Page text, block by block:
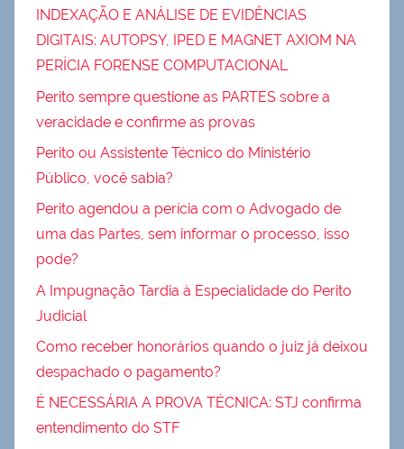
INDEXAÇÃO E ANÁLISE DE EVIDÊNCIAS
DIGITAIS: AUTOPSY, IPED E MAGNET AXIOM NA
PERÍCIA FORENSE COMPUTACIONAL
Perito sempre questione as PARTES sobre a
veracidade e confirme as provas
Perito ou Assistente Técnico do Ministério
Público, você sabia?
Perito agendou a perícia com o Advogado de
uma das Partes, sem informar o processo, isso
pode?
A Impugnação Tardia à Especialidade do Perito
Judicial
Como receber honorários quando o juiz já deixou
despachado o pagamento?
É NECESSÁRIA A PROVA TÉCNICA: STJ confirma
entendimento do STF